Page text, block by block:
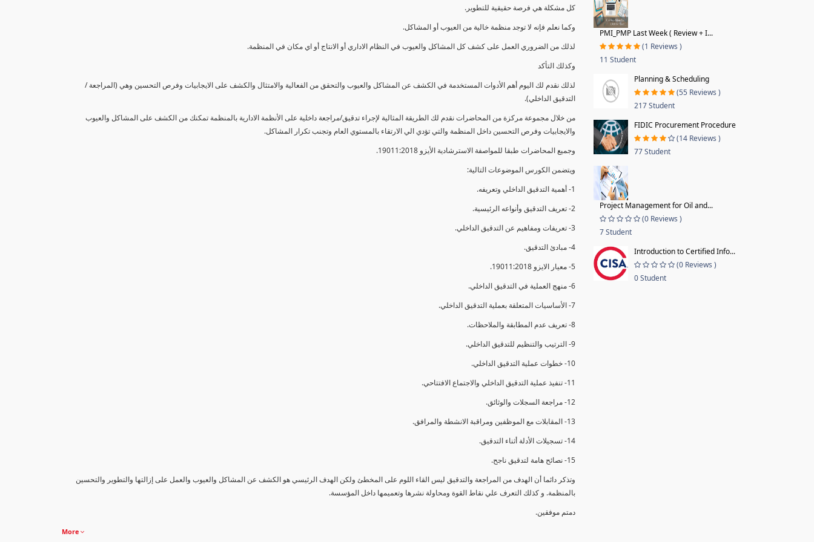
كل مشكلة هي فرصة حقيقية للتطوير.
وكما نعلم فإنه لا توجد منظمة خالية من العيوب أو المشاكل.
لذلك من الضروري العمل على كشف كل المشاكل والعيوب في النظام الاداري أو الانتاج أو اي مكان في المنظمة.
وكذلك التأكد
لذلك نقدم لك اليوم أهم الأدوات المستخدمة في الكشف عن المشاكل والعيوب والتحقق من الفعالية والامتثال والكشف على الايجابيات وفرص التحسين وهي (المراجعة /
التدقيق الداخلي).
من خلال مجموعة مركزة من المحاضرات نقدم لك الطريقة المثالية لإجراء تدقيق/مراجعة داخلية على الأنظمة الادارية بالمنظمة تمكنك من الكشف على المشاكل والعيوب
والايجابيات وفرص التحسين داخل المنظمة والتي تؤدي الي الارتقاء بالمستوي العام وتجنب تكرار المشاكل.
وجميع المحاضرات طبقا للمواصفة الاسترشادية الأيزو 19011:2018.
ويتضمن الكورس الموضوعات التالية:
1- أهمية التدقيق الداخلي وتعريفه.
2- تعريف التدقيق وأنواعه الرئيسية.
3- تعريفات ومفاهيم عن التدقيق الداخلي.
4- مبادئ التدقيق.
5- معيار الايزو 19011:2018.
6- منهج العملية في التدقيق الداخلي.
7- الأساسيات المتعلقة بعملية التدقيق الداخلي.
8- تعريف عدم المطابقة والملاحظات.
9- الترتيب والتنظيم للتدقيق الداخلي.
10- خطوات عملية التدقيق الداخلي.
11- تنفيذ عملية التدقيق الداخلي والاجتماع الافتتاحي.
12- مراجعة السجلات والوثائق.
13- المقابلات مع الموظفين ومراقبة الانشطة والمرافق.
14- تسجيلات الأدلة أثناء التدقيق.
15- نصائح هامة لتدقيق ناجح.
وتذكر دائما أن الهدف من المراجعة والتدقيق ليس القاء اللوم على المخطئ ولكن الهدف الرئيسي هو الكشف عن المشاكل والعيوب والعمل على إزالتها والتطوير والتحسين
بالمنظمة. و كذلك التعرف علي نقاط القوة ومحاولة نشرها وتعميمها داخل المؤسسة.
دمتم موفقين.
More
PMI_PMP Last Week ( Review + I...
(1 Reviews )
11 Student
Planning & Scheduling
(55 Reviews )
217 Student
FIDIC Procurement Procedure
(14 Reviews )
77 Student
Project Management for Oil and...
(0 Reviews )
7 Student
Introduction to Certified Info...
(0 Reviews )
0 Student